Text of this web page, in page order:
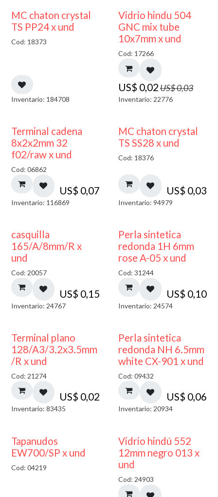
MC chaton crystal
TS PP24 x und
Cod: 18373
Inventario: 184708
40% DESCUENTO
Vidrio hindu 504
GNC mix tube
10x7mm x und
Cod: 17266
US$ 0,02US$0,03
Inventario: 22776
Terminal cadena
8x2x2mm 32
f02/raw x und
Cod: 06862
US$ 0,07
Inventario: 116869
MC chaton crystal
TS SS28 x und
Cod: 18376
US$ 0,03
Inventario: 94979
casquilla
165/A/8mm/R x
und
Cod: 20057
US$ 0,15
Inventario: 24767
Perla sintetica
redonda 1H 6mm
rose A-05 x und
Cod: 31244
US$ 0,10
Inventario: 24574
Terminal plano
128/A3/3.2x3.5mm
/R x und
Cod: 21274
US$ 0,02
Inventario: 83435
Perla sintetica
redonda NH 6.5mm
white CX-901 x und
Cod: 09432
US$ 0,06
Inventario: 20934
50% DESCUENTO
Tapanudos
EW700/SP x und
Cod: 04219 40% DESCUENTO
Vidrio hindú 552
12mm negro 013 x
und
Cod: 24903